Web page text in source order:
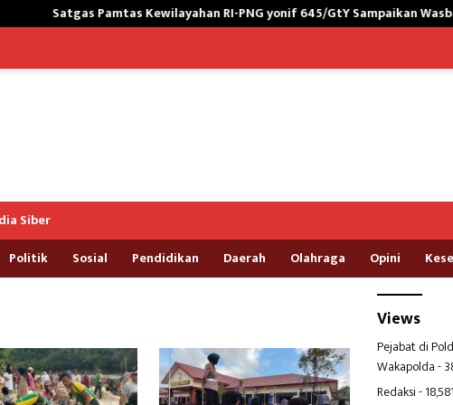
Pamtas Kewilayahan RI-PNG yonif 645/GtY Sampaikan Wasbang kepada
Siber
Politik Sosial Pendidikan Daerah Olahraga Opini
Views
Pejabat di
Wakapolda-
Redaksi-